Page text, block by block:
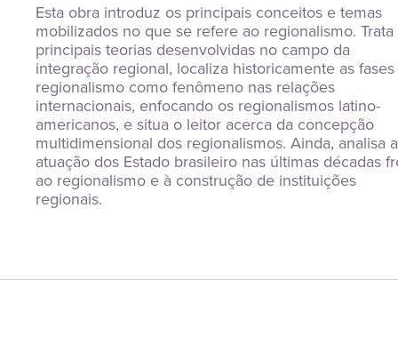
Esta obra introduz os principais conceitos e temas
mobilizados no que se refere ao regionalismo. Trata
principais teorias desenvolvidas no campo da
integração regional, localiza historicamente as
regionalismo como fenômeno nas relações
internacionais, enfocando os regionalismos latino-
americanos, e situa o leitor acerca da concepção
multidimensional dos regionalismos. Ainda, analisa a
atuação dos Estado brasileiro nas últimas décadas
ao regionalismo e à construção de instituições
regionais.